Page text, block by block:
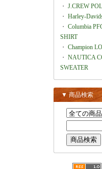
・ J.CREW
・ Harley-
・ Columbia
SHIRT
・ Champion
・ NAUTICA
SWEATER
▼ 商品検索